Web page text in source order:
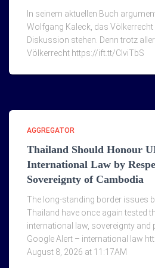
In seinem aktuellen Buch
Wolfgang Kaleck, das
Diskussion stehen. Denn trotz
Völkerrecht https://ift.tt/ClviTbS
AGGREGATOR
Thailand Should Honour
International Law by
Sovereignty of Cambodia
The long-standing border issues
Thailand have once again tested
international law, sovereignty and
Google Alert – international law
August 8, 2026 at 11:17AM